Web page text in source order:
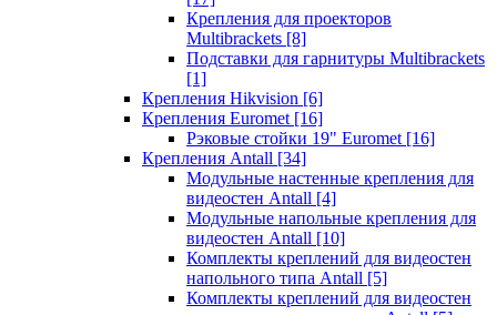
Крепления для проекторов
Multibrackets [8]
Подставки для гарнитуры Multibrackets
[1]
Крепления Hikvision [6]
Крепления Euromet [16]
Рэковые стойки 19" Euromet [16]
Крепления Antall [34]
Модульные настенные крепления для
видеостен Antall [4]
Модульные напольные крепления для
видеостен Antall [10]
Комплекты креплений для видеостен
напольного типа Antall [5]
Комплекты креплений для видеостен